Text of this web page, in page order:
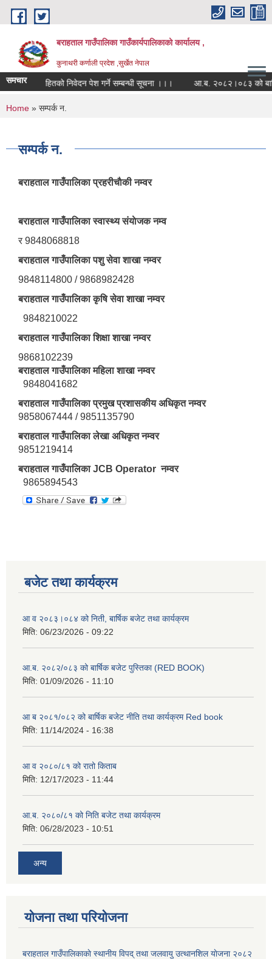
Skip to main content
बराहताल गाउँपालिका गाउँकार्यपालिकाको कार्यालय ,
कुनाथरी कर्णाली प्रदेश ,सुर्खेत नेपाल
समचार
लगानी सहितको निवेदन पेश गर्ने सम्बन्धी सूचना ।।। आ.ब. २०८२।०८३ को
You are here
Home » सम्पर्क न.
सम्पर्क न.
बराहताल गाउँपालिका प्रहरीचाैकी नम्वर
बराहताल गाउँपालिका स्वास्थ्य संयाेजक नम्व
र 9848068818
बराहताल गाउँपालिका पशु सेवा शाखा नम्वर
9848114800 / 9868982428
बराहताल गाउँपालिका कृषि सेवा शाखा नम्वर
9848210022
बराहताल गाउँपालिका शिक्षा शाखा नम्वर
9868102239
बराहताल गाउँपालिका महिला शाखा नम्वर
9848041682
बराहताल गाउँपालिका प्रमुख प्रशासकीय अधिकृत नम्वर
9858067444 / 9851135790
बराहताल गाउँपालिका लेखा अधिकृत नम्वर
9851219414
बराहताल गाउँपालिका JCB Operator नम्वर
9865894543
बजेट तथा कार्यक्रम
आ व २०८३।०८४ को निती, बार्षिक बजेट तथा कार्यक्रम
मिति: 06/23/2026 - 09:22
आ.ब. २०८२/०८३ को बार्षिक बजेट पुस्तिका (RED BOOK)
मिति: 01/09/2026 - 11:10
आ ब २०८१/०८२ को बार्षिक बजेट नीति तथा कार्यक्रम Red book
मिति: 11/14/2024 - 16:38
आ व २०८०/८१ को रातो किताब
मिति: 12/17/2023 - 11:44
आ.ब. २०८०/८१ को निति बजेट तथा कार्यक्रम
मिति: 06/28/2023 - 10:51
अन्य
योजना तथा परियोजना
बराहताल गाउँपालिकाकाे स्थानीय विपद् तथा जलवायु उत्थानशिल याेजना २०८२